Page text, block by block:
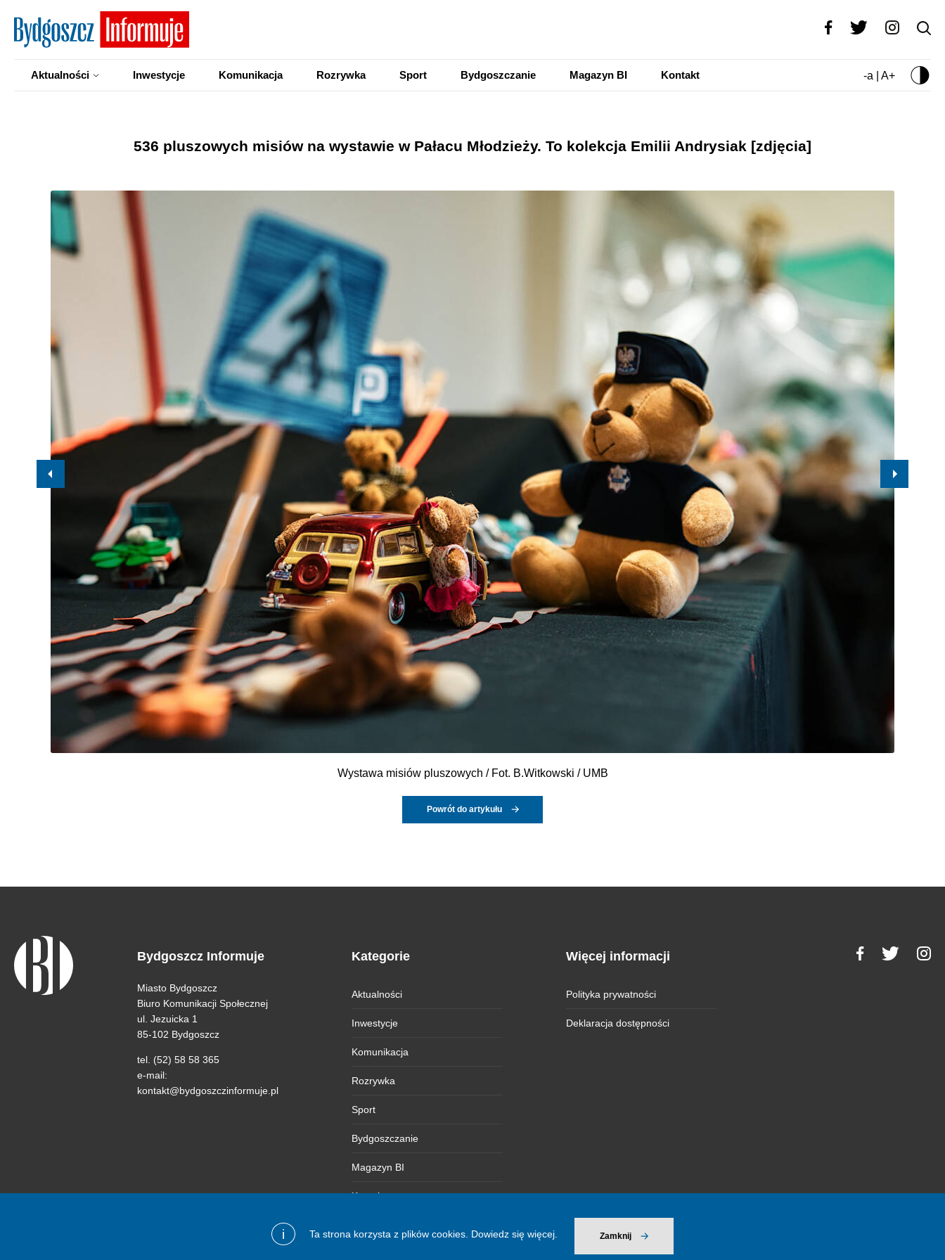
i Ta strona korzysta z plików cookies. Dowiedz się więcej. Zamknij
Aktualności Inwestycje Komunikacja Rozrywka Sport Bydgoszczanie Magazyn BI Kontakt -a | A+
536 pluszowych misiów na wystawie w Pałacu Młodzieży. To kolekcja Emilii Andrysiak [zdjęcia]
Wystawa misiów pluszowych / Fot. B.Witkowski / UMB
Powrót do artykułu
Bydgoszcz Informuje
Miasto Bydgoszcz
Biuro Komunikacji Społecznej
ul. Jezuicka 1
85-102 Bydgoszcz
tel. (52) 58 58 365
e-mail:
kontakt@bydgoszczinformuje.pl
Kategorie
Aktualności
Inwestycje
Komunikacja
Rozrywka
Sport
Bydgoszczanie
Magazyn BI
Kontakt
Więcej informacji
Polityka prywatności
Deklaracja dostępności